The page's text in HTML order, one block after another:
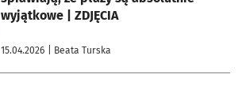
wyjątkowe | ZDJĘCIA
15.04.2026 | Beata Turska